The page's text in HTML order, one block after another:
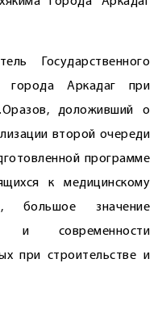
Государственного
города Аркадаг при
доложивший о
второй очереди
программе
к медицинскому
большое значение
и современности
при строительстве и